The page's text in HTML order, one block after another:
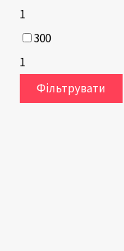
1
300
1
Фільтрувати